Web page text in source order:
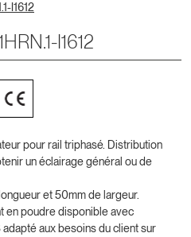
I1612
I1612
pour rail triphasé. Distribution
un éclairage général ou de
et 50mm de largeur.
en poudre disponible avec
aux besoins du client sur